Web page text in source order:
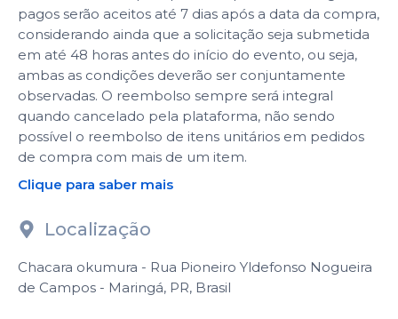
pagos serão aceitos até 7 dias após a data da compra,
considerando ainda que a solicitação seja submetida
em até 48 horas antes do início do evento, ou seja,
ambas as condições deverão ser conjuntamente
observadas. O reembolso sempre será integral
quando cancelado pela plataforma, não sendo
possível o reembolso de itens unitários em pedidos
de compra com mais de um item.
Clique para saber mais
Localização
Chacara okumura - Rua Pioneiro Yldefonso Nogueira
de Campos - Maringá, PR, Brasil